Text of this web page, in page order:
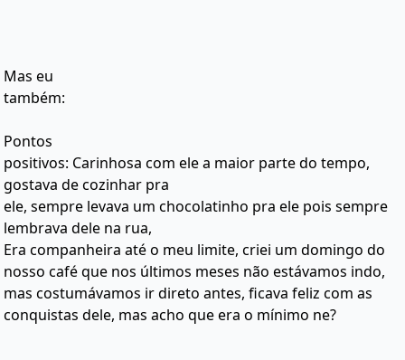
Mas eu
também:
Pontos
positivos: Carinhosa com ele a maior parte do tempo,
gostava de cozinhar pra
ele, sempre levava um chocolatinho pra ele pois sempre
lembrava dele na rua,
Era companheira até o meu limite, criei um domingo do
nosso café que nos últimos meses não estávamos indo,
mas costumávamos ir direto antes, ficava feliz com as
conquistas dele, mas acho que era o mínimo ne?